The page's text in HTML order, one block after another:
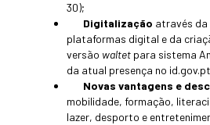
30);
Digitalização através da
plataformas digital e da
versão waltet para sistema
da atual presença no
Novas vantagens e
mobilidade, formação,
lazer, desporto e